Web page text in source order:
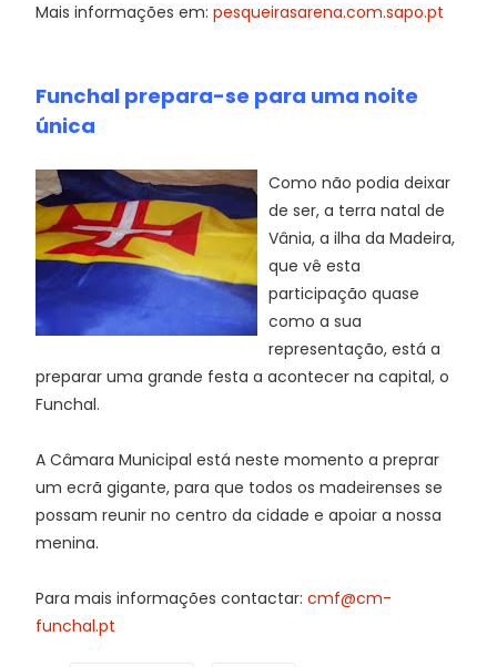
Mais informações em: pesqueirasarena.com.sapo.pt
Funchal prepara-se para uma noite
única
Como não podia deixar
de ser, a terra natal de
Vânia, a ilha da Madeira,
que vê esta
participação quase
como a sua
representação, está a
preparar uma grande festa a acontecer na capital, o
Funchal.
A Câmara Municipal está neste momento a preprar
um ecrã gigante, para que todos os madeirenses se
possam reunir no centro da cidade e apoiar a nossa
menina.
Para mais informações contactar: cmf@cm-
funchal.pt